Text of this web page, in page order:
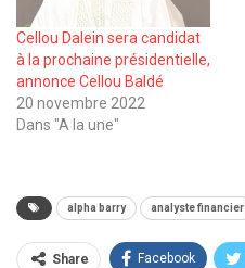
Cellou Dalein sera candidat
à la prochaine présidentielle,
annonce Cellou Baldé
20 novembre 2022
Dans "A la une"
alpha barry analyste financier
Share Facebook